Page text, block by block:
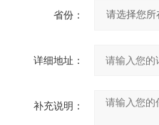
省份：
详细地址：
补充说明：